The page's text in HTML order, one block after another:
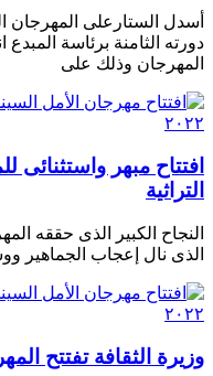
أسدل الستارعلى المهرجان
دورته الثامنة برئاسة
المهرجان وذلك على
افتتاح مبهر واستثنائى
التراثية
النجاح الكبير الذى حققه
الذى نال إعجاب الجماهير
وزيرة الثقافة تفتتح